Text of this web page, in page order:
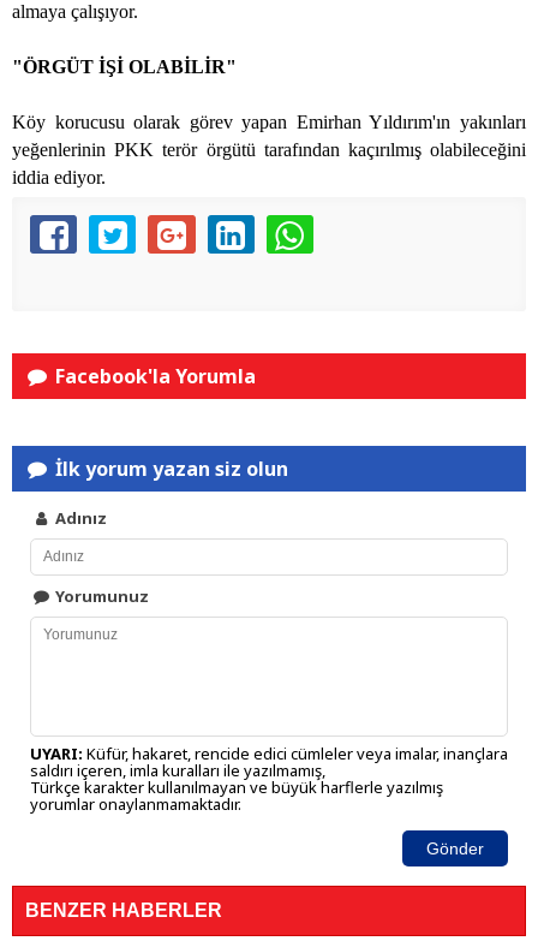
almaya çalışıyor.
"ÖRGÜT İŞİ OLABİLİR"
Köy korucusu olarak görev yapan Emirhan Yıldırım'ın yakınları
yeğenlerinin PKK terör örgütü tarafından kaçırılmış olabileceğini
iddia ediyor.
Facebook'la Yorumla
İlk yorum yazan siz olun
Adınız
Yorumunuz
UYARI: Küfür, hakaret, rencide edici cümleler veya imalar, inançlara
saldırı içeren, imla kuralları ile yazılmamış,
Türkçe karakter kullanılmayan ve büyük harflerle yazılmış
yorumlar onaylanmamaktadır.
Gönder
BENZER HABERLER